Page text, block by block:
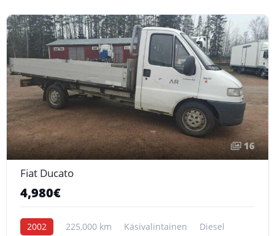
16
Fiat Ducato
4,980€
2002 225,000 km Käsivalintainen Diesel